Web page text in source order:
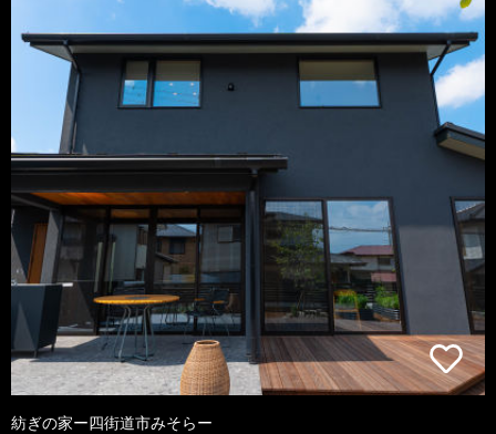
紡ぎの家ー四街道市みそらー